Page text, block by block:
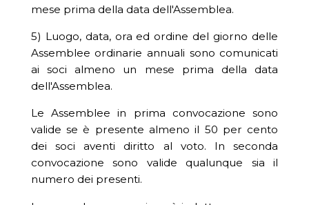
mese prima della data dell'Assemblea.
5) Luogo, data, ora ed ordine del giorno delle
Assemblee ordinarie annuali sono comunicati
ai soci almeno un mese prima della data
dell'Assemblea.
Le Assemblee in prima convocazione sono
valide se è presente almeno il 50 per cento
dei soci aventi diritto al voto. In seconda
convocazione sono valide qualunque sia il
numero dei presenti.